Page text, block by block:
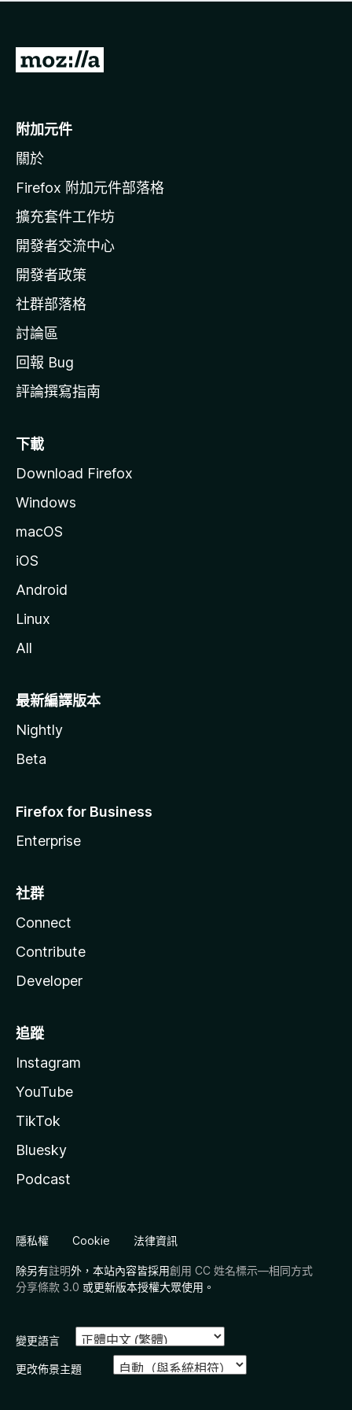
有
前
o
i
l
a
官
網
附加元件
關於
Firefox 附加元件部落格
擴充套件工作坊
開發者交流中心
開發者政策
社群部落格
討論區
回報 Bug
評論撰寫指南
下載
Download Firefox
Windows
macOS
iOS
Android
Linux
All
最新編譯版本
Nightly
Beta
Firefox for Business
Enterprise
社群
Connect
Contribute
Developer
追蹤
Instagram
YouTube
TikTok
Bluesky
Podcast
隱私權 Cookie 法律資訊
除另有註明外，本站內容皆採用創用 CC 姓名標示—相同方式
分享條款 3.0 或更新版本授權大眾使用。
變更語言
更改佈景主題